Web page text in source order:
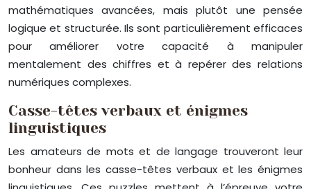
mathématiques avancées, mais plutôt une pensée
logique et structurée. Ils sont particulièrement efficaces
pour améliorer votre capacité à manipuler
mentalement des chiffres et à repérer des relations
numériques complexes.
Casse-têtes verbaux et énigmes
linguistiques
Les amateurs de mots et de langage trouveront leur
bonheur dans les casse-têtes verbaux et les énigmes